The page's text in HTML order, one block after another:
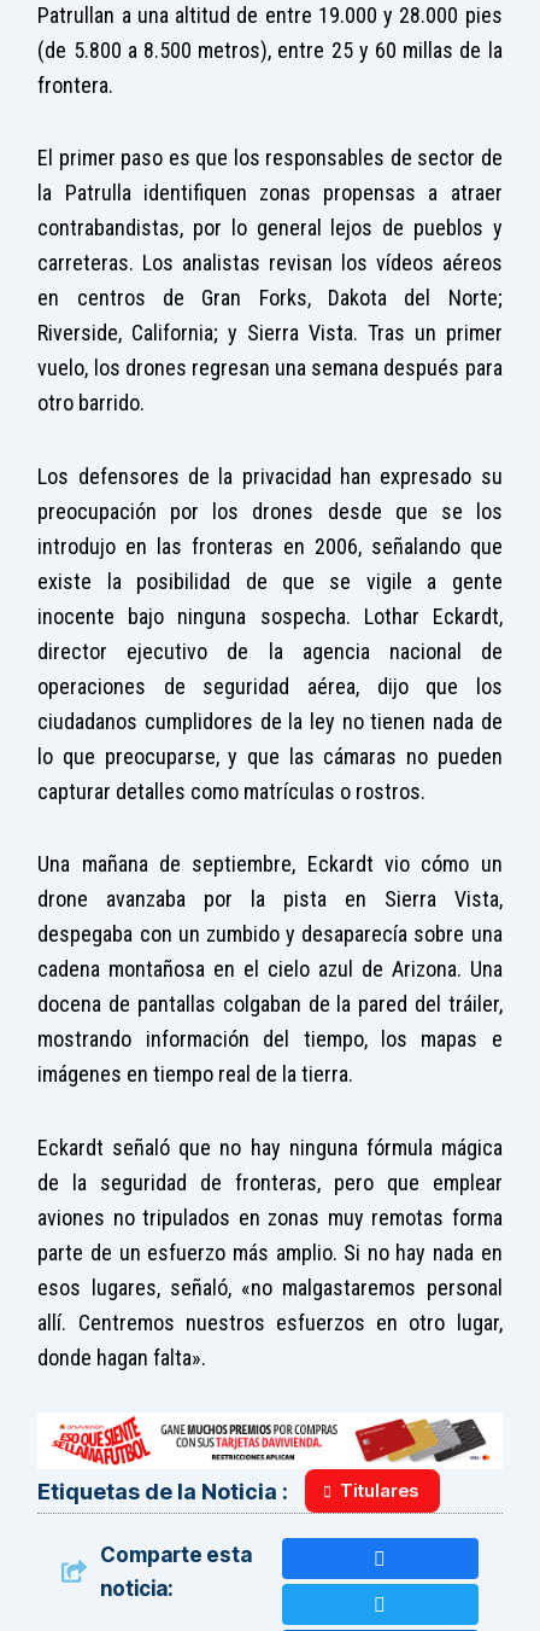
Patrullan a una altitud de entre 19.000 y 28.000 pies
(de 5.800 a 8.500 metros), entre 25 y 60 millas de la
frontera.
El primer paso es que los responsables de sector de
la Patrulla identifiquen zonas propensas a atraer
contrabandistas, por lo general lejos de pueblos y
carreteras. Los analistas revisan los vídeos aéreos
en centros de Gran Forks, Dakota del Norte;
Riverside, California; y Sierra Vista. Tras un primer
vuelo, los drones regresan una semana después para
otro barrido.
Los defensores de la privacidad han expresado su
preocupación por los drones desde que se los
introdujo en las fronteras en 2006, señalando que
existe la posibilidad de que se vigile a gente
inocente bajo ninguna sospecha. Lothar Eckardt,
director ejecutivo de la agencia nacional de
operaciones de seguridad aérea, dijo que los
ciudadanos cumplidores de la ley no tienen nada de
lo que preocuparse, y que las cámaras no pueden
capturar detalles como matrículas o rostros.
Una mañana de septiembre, Eckardt vio cómo un
drone avanzaba por la pista en Sierra Vista,
despegaba con un zumbido y desaparecía sobre una
cadena montañosa en el cielo azul de Arizona. Una
docena de pantallas colgaban de la pared del tráiler,
mostrando información del tiempo, los mapas e
imágenes en tiempo real de la tierra.
Eckardt señaló que no hay ninguna fórmula mágica
de la seguridad de fronteras, pero que emplear
aviones no tripulados en zonas muy remotas forma
parte de un esfuerzo más amplio. Si no hay nada en
esos lugares, señaló, «no malgastaremos personal
allí. Centremos nuestros esfuerzos en otro lugar,
donde hagan falta».
Etiquetas de la Noticia : Titulares
Comparte esta
noticia: